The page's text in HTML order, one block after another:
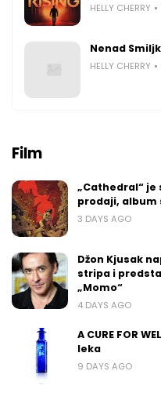
HELLY CHERRY
Nenad
HELLY CHERRY
Film
„Cathedral“
prodaji, album
3 DAYS AGO
Džon Kjusak
stripa i
„Momo“
4 DAYS AGO
A CURE FOR
leka
9 DAYS AGO